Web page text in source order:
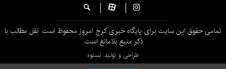
تمامی حقوق این سایت برای پایگاه خبری کرج امروز محفوظ است. نقل مطالب با
ذکر منبع بلامانع است.
طراحی و تولید: نستوه